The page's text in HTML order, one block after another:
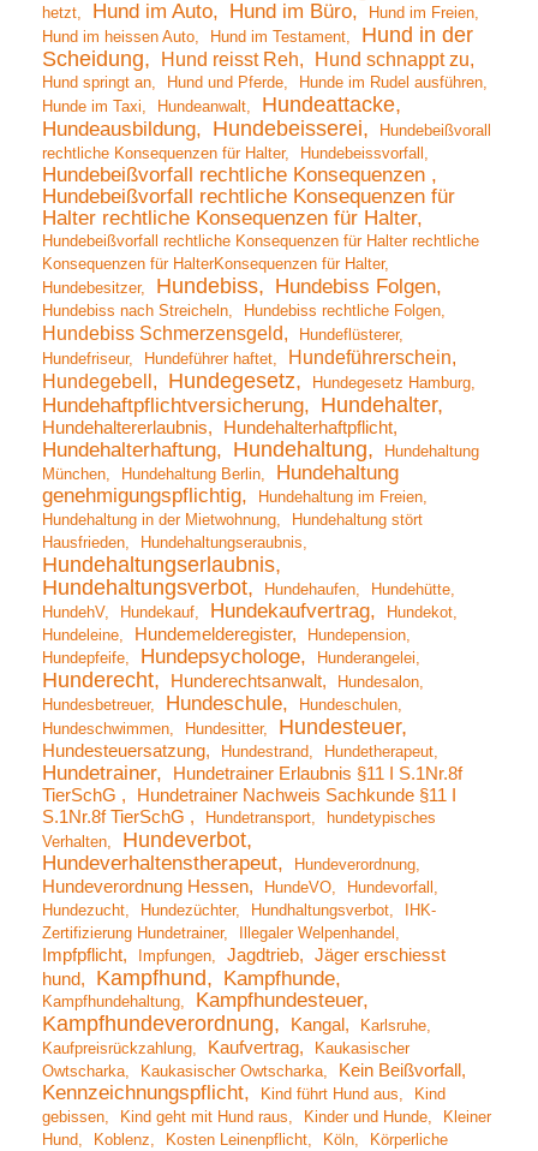
hetzt
Hund im Auto Hund im Büro
Hund im Freien
Hund im heissen Auto
Hund im Testament
Hund in der
Scheidung
Hund reisst Reh Hund schnappt zu
Hund springt an Hund und Pferde
Hunde im Rudel ausführen
Hunde im Taxi
Hundeanwalt Hundeattacke
Hundeausbildung Hundebeisserei
Hundebeißvorall
rechtliche Konsequenzen für Halter
Hundebeissvorfall
Hundebeißvorfall rechtliche Konsequenzen
Hundebeißvorfall rechtliche Konsequenzen für
Halter rechtliche Konsequenzen für Halter
Hundebeißvorfall rechtliche Konsequenzen für Halter rechtliche
Konsequenzen für HalterKonsequenzen für Halter
Hundebesitzer
Hundebiss Hundebiss Folgen
Hundebiss nach Streicheln Hundebiss rechtliche Folgen
Hundebiss Schmerzensgeld
Hundeflüsterer
Hundefriseur
Hundeführer haftet
Hundeführerschein
Hundegebell
Hundegesetz Hundegesetz Hamburg
Hundehaftpflichtversicherung Hundehalter
Hundehaltererlaubnis Hundehalterhaftpflicht
Hundehalterhaftung Hundehaltung
Hundehaltung
München
Hundehaltung Berlin
Hundehaltung
genehmigungspflichtig
Hundehaltung im Freien
Hundehaltung in der Mietwohnung
Hundehaltung stört
Hausfrieden
Hundehaltungseraubnis
Hundehaltungserlaubnis
Hundehaltungsverbot
Hundehaufen
Hundehütte
HundehV
Hundekauf Hundekaufvertrag
Hundekot
Hundeleine
Hundemelderegister
Hundepension
Hundepfeife
Hundepsychologe Hunderangelei
Hunderecht Hunderechtsanwalt
Hundesalon
Hundesbetreuer
Hundeschule
Hundeschulen
Hundeschwimmen
Hundesitter Hundesteuer
Hundesteuersatzung Hundestrand Hundetherapeut
Hundetrainer
Hundetrainer Erlaubnis §11 I S.1Nr.8f
TierSchG
Hundetrainer Nachweis Sachkunde §11 I
S.1Nr.8f TierSchG
Hundetransport
hundetypisches
Verhalten
Hundeverbot
Hundeverhaltenstherapeut Hundeverordnung
Hundeverordnung Hessen HundeVO
Hundevorfall
Hundezucht
Hundezüchter Hundhaltungsverbot
IHK-
Zertifizierung Hundetrainer
Illegaler Welpenhandel
Impfpflicht Impfungen Jagdtrieb
Jäger erschiesst
hund
Kampfhund Kampfhunde
Kampfhundehaltung Kampfhundesteuer
Kampfhundeverordnung Kangal
Karlsruhe
Kaufpreisrückzahlung
Kaufvertrag
Kaukasischer
Owtscharka
Kaukasischer Owtscharka Kein Beißvorfall
Kennzeichnungspflicht Kind führt Hund aus
Kind
gebissen
Kind geht mit Hund raus Kinder und Hunde
Kleiner
Hund
Koblenz Kosten Leinenpflicht Köln
Körperliche